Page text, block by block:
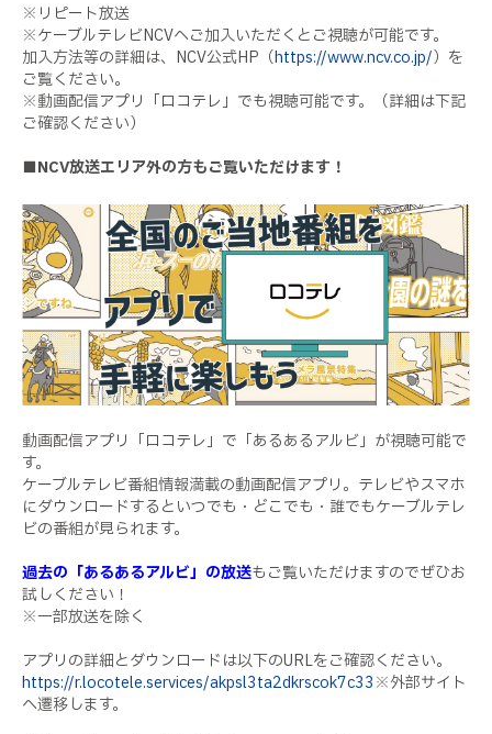
※リピート放送
※ケーブルテレビNCVへご加入いただくとご視聴が可能です。
加入方法等の詳細は、 NCV公式HP （https://www.ncv.co.jp/）を
ご覧ください。
※動画配信アプリ「ロコテレ」でも視聴可能です。（詳細は下記
ご確認ください）
■NCV放送エリア外の方もご覧いただけます！
動画配信アプリ「ロコテレ」で「あるあるアルビ」が視聴可能で
す。
ケーブルテレビ番組情報満載の動画配信アプリ。テレビやスマホ
にダウンロードするといつでも・どこでも・誰でもケーブルテレ
ビの番組が見られます。
過去の「あるあるアルビ」の放送もご覧いただけますのでぜひお
試しください！
※一部放送を除く
アプリの詳細とダウンロードは以下のURLをご確認ください。
https://r.locotele.services/akpsl3ta2dkrscok7c33※外部サイト
へ遷移します。